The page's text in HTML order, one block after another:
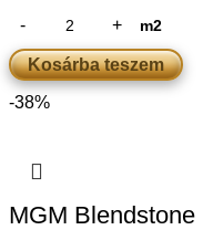
m2
Kosárba teszem
-38%
MGM Blendstone